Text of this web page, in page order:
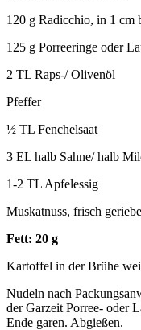
120 g Radicchio, in 1 cm
125 g Porreeringe oder
2 TL Raps-/ Olivenöl
Pfeffer
½ TL Fenchelsaat
3 EL halb Sahne/ halb
1-2 TL Apfelessig
Muskatnuss, frisch
Fett: 20 g
Kartoffel in der Brühe
Nudeln nach
der Garzeit Porree- oder
Ende garen. Abgießen.